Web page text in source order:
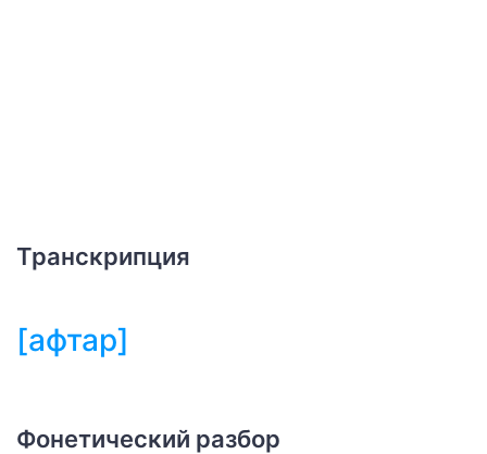
Транскрипция
[афтар]
Фонетический разбор